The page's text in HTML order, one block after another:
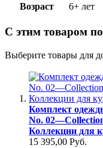
Возраст
6+ лет
С этим товаром
Выберите товары для
Комплект
No.
Коллекции для
15 395,00 Руб.